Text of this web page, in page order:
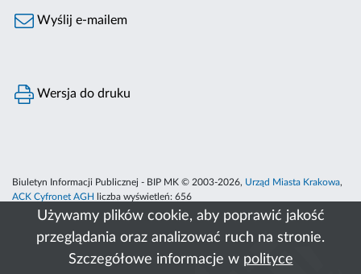
Używamy plików cookie, aby poprawić jakość
przeglądania oraz analizować ruch na stronie.
Szczegółowe informacje w polityce
Wyślij e-mailem
Wersja do druku
Biuletyn Informacji Publicznej - BIP MK © 2003-2026, Urząd Miasta Krakowa,
ACK Cyfronet AGH
liczba wyświetleń: 656